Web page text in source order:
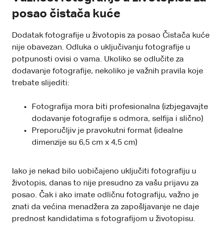
posao čistača kuće
Dodatak fotografije u životopis za posao Čistača kuće
nije obavezan. Odluka o uključivanju fotografije u
potpunosti ovisi o vama. Ukoliko se odlučite za
dodavanje fotografije, nekoliko je važnih pravila koje
trebate slijediti:
Fotografija mora biti profesionalna (izbjegavajte
dodavanje fotografije s odmora, selfija i slično)
Preporučljiv je pravokutni format (idealne
dimenzije su 6,5 cm x 4,5 cm)
Iako je nekad bilo uobičajeno uključiti fotografiju u
životopis, danas to nije presudno za vašu prijavu za
posao. Čak i ako imate odličnu fotografiju, važno je
znati da većina menadžera za zapošljavanje ne daje
prednost kandidatima s fotografijom u životopisu.